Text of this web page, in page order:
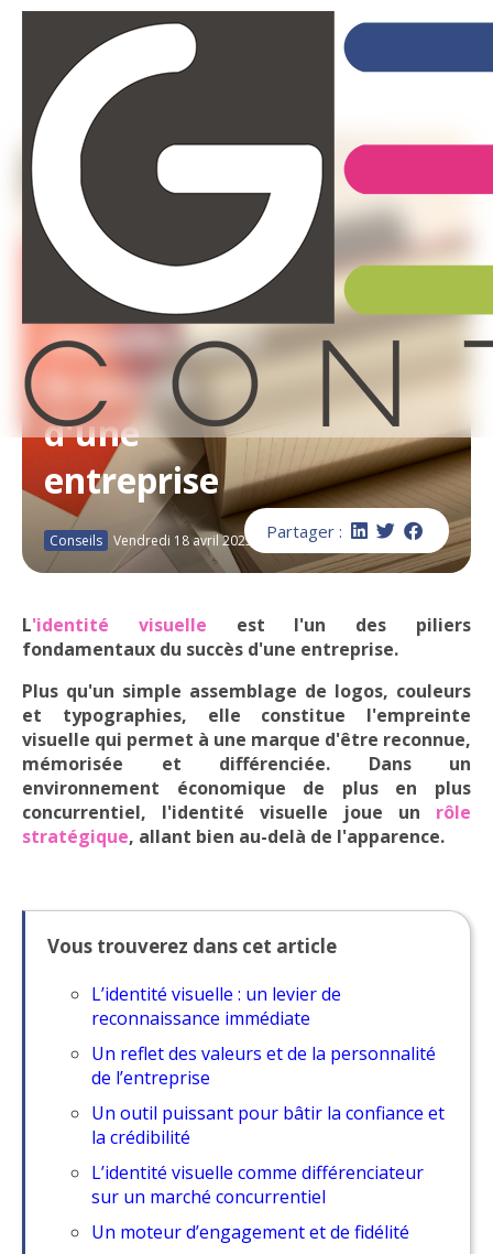
L'importance
de l'identité
visuelle dans
le succès
d'une
entreprise
Conseils Vendredi 18 avril 2025 Partager :
L'identité visuelle est l'un des piliers
fondamentaux du succès d'une entreprise.
Plus qu'un simple assemblage de logos, couleurs
et typographies, elle constitue l'empreinte
visuelle qui permet à une marque d'être reconnue,
mémorisée et différenciée. Dans un
environnement économique de plus en plus
concurrentiel, l'identité visuelle joue un rôle
stratégique, allant bien au-delà de l'apparence.
Vous trouverez dans cet article
L’identité visuelle : un levier de
reconnaissance immédiate
Un reflet des valeurs et de la personnalité
de l’entreprise
Un outil puissant pour bâtir la confiance et
la crédibilité
L’identité visuelle comme différenciateur
sur un marché concurrentiel
Un moteur d’engagement et de fidélité